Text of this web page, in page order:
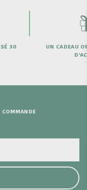
30
UN CADEAU
COMMANDE